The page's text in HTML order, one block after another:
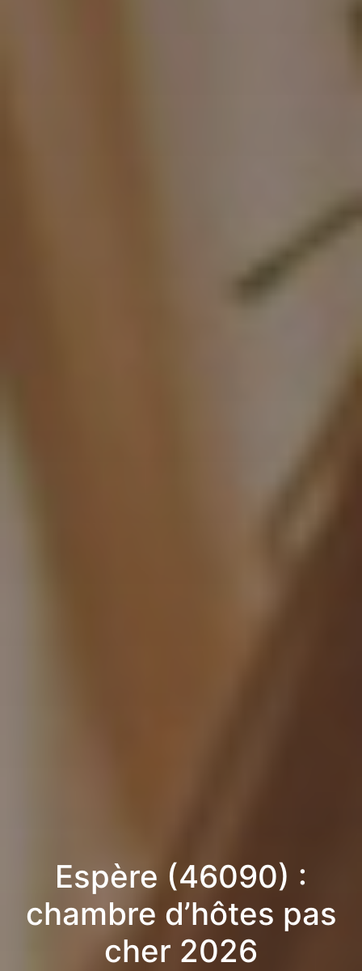
Espère (46090) :
chambre d’hôtes pas
cher 2026